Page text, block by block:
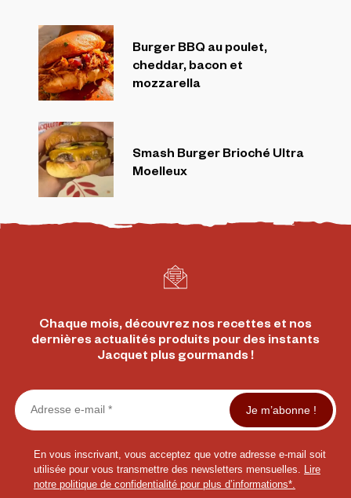
Burger BBQ au poulet,
cheddar, bacon et
mozzarella
Smash Burger Brioché Ultra
Moelleux
Chaque mois, découvrez nos recettes et nos
dernières actualités produits pour des instants
Jacquet plus gourmands !